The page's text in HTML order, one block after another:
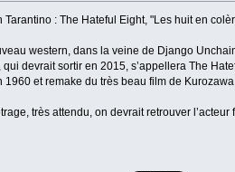
: The Hateful Eight, "Les huit en
western, dans la veine de Django
devrait sortir en 2015, s’appellera The
et remake du très beau film de
très attendu, on devrait retrouver